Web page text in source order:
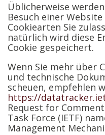
Üblicherweise
Besuch einer
Cookiearten Sie
natürlich wird diese
Cookie gespeichert.
Wenn Sie mehr über
und technische
scheuen, empfehlen
https://
Request for
Task Force (IETF)
Management